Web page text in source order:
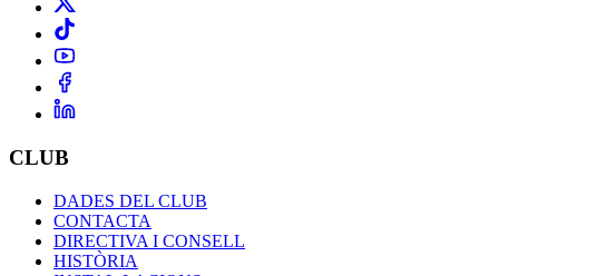
CLUB
DADES DEL CLUB
CONTACTA
DIRECTIVA I CONSELL
HISTÒRIA